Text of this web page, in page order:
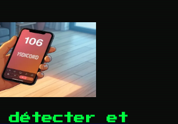
détecter et